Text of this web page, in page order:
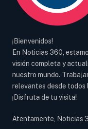
¡Bienvenidos!
En Noticias 360,
visión completa y
nuestro mundo.
relevantes desde todos
¡Disfruta de tu visita!
Atentamente, Noticias